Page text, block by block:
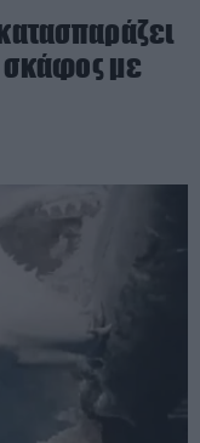
σκάφος με